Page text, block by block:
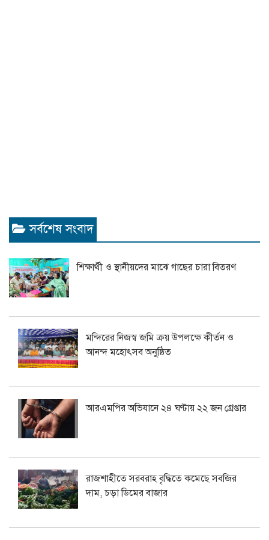
সর্বশেষ সংবাদ
শিক্ষার্থী ও স্থানীয়দের মাঝে গাছের চারা বিতরণ
মন্দিরের নিজস্ব জমি ক্রয় উপলক্ষে কীর্তন ও
আনন্দ মহোৎসব অনুষ্ঠিত
আরএমপির অভিযানে ২৪ ঘণ্টায় ২২ জন গ্রেপ্তার
রাজশাহীতে সরবরাহ বৃদ্ধিতে কমেছে সবজির
দাম, চড়া ডিমের বাজার